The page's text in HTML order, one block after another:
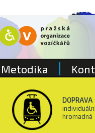
DOPRAVA
hromadná
Metodika